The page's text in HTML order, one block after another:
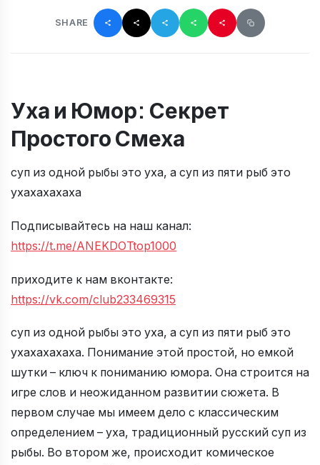
SHARE
Уха и Юмор: Секрет
Простого Смеха
суп из одной рыбы это уха, а суп из пяти рыб это
ухахахахаха
Подписывайтесь на наш канал:
https://t.me/ANEKDOTtop1000
приходите к нам вконтакте:
https://vk.com/club233469315
суп из одной рыбы это уха, а суп из пяти рыб это
ухахахахаха. Понимание этой простой, но емкой
шутки – ключ к пониманию юмора. Она строится на
игре слов и неожиданном развитии сюжета. В
первом случае мы имеем дело с классическим
определением – уха, традиционный русский суп из
рыбы. Во втором же, происходит комическое